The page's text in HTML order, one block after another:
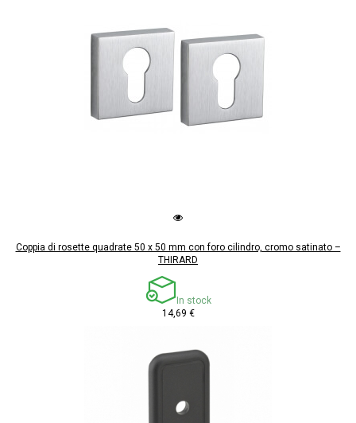
Coppia di rosette quadrate 50 x 50 mm con foro cilindro, cromo satinato –
THIRARD
In stock
14,69 €